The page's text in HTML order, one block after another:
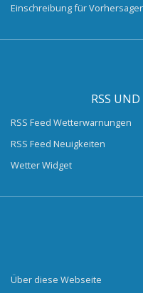
Einschreibung für
RSS
RSS Feed Wetterwarnungen
RSS Feed Neuigkeiten
Wetter Widget
Über diese Webseite